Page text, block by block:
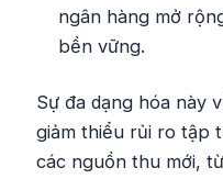
ngân hàng mở
bền vững.
Sự đa dạng hóa này
giảm thiểu rủi ro tập
các nguồn thu mới,